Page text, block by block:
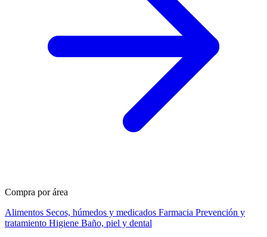
Compra por área
Alimentos Secos, húmedos y medicados Farmacia Prevención y
tratamiento Higiene Baño, piel y dental